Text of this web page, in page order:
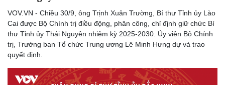
VOV.VN - Chiều 30/9, ông Trịnh Xuân Trường, Bí thư Tỉnh ủy Lào
Cai được Bộ Chính trị điều động, phân công, chỉ định giữ chức Bí
thư Tỉnh ủy Thái Nguyên nhiệm kỳ 2025-2030. Ủy viên Bộ Chính
trị, Trưởng ban Tổ chức Trung ương Lê Minh Hưng dự và trao
quyết định.